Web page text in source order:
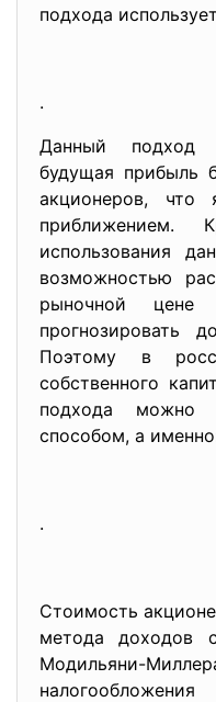
подхода
.
Данный подход
будущая прибыль
акционеров, что
приближением.
использования
возможностью
рыночной цене
прогнозировать
Поэтому в
собственного
подхода можно
способом, а
.
Стоимость
метода доходов
Модильяни-